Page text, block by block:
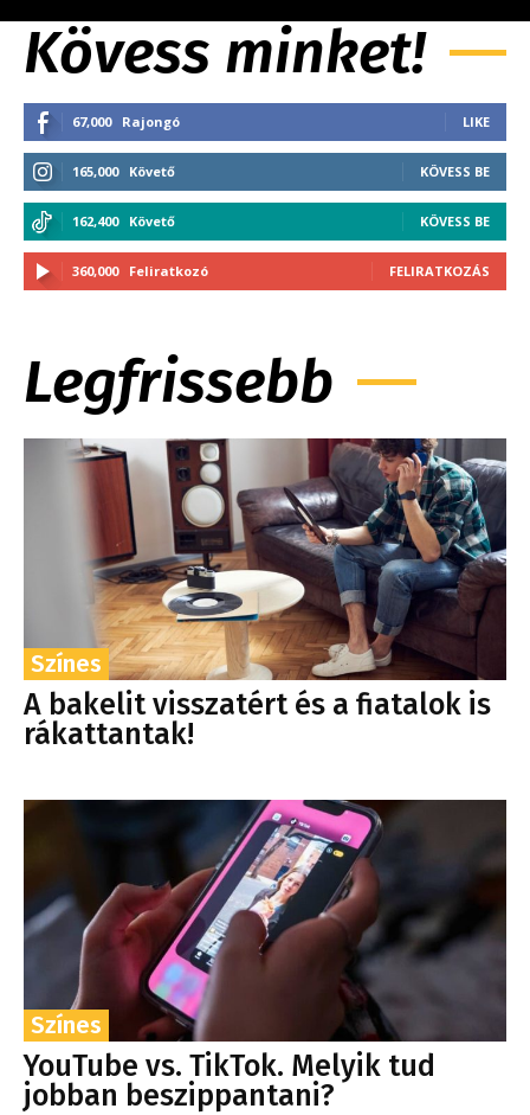
Kövess minket!
67,000 Rajongó LIKE
165,000 Követő KÖVESS BE
162,400 Követő KÖVESS BE
360,000 Feliratkozó FELIRATKOZÁS
Legfrissebb
Színes
A bakelit visszatért és a fiatalok is
rákattantak!
Színes
YouTube vs. TikTok. Melyik tud
jobban beszippantani?